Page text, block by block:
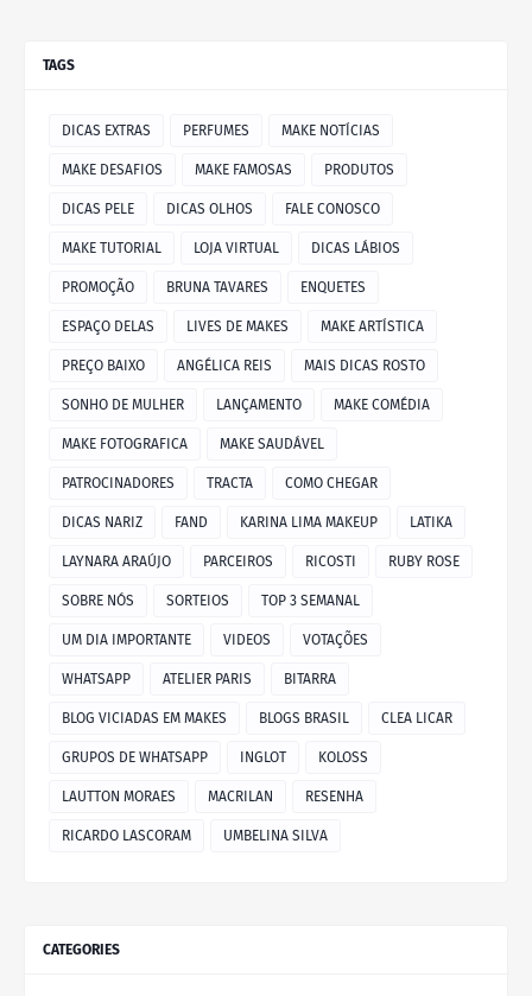
TAGS
DICAS EXTRAS PERFUMES MAKE NOTÍCIAS
MAKE DESAFIOS MAKE FAMOSAS PRODUTOS
DICAS PELE DICAS OLHOS FALE CONOSCO
MAKE TUTORIAL LOJA VIRTUAL DICAS LÁBIOS
PROMOÇÃO BRUNA TAVARES ENQUETES
ESPAÇO DELAS LIVES DE MAKES MAKE ARTÍSTICA
PREÇO BAIXO ANGÉLICA REIS MAIS DICAS ROSTO
SONHO DE MULHER LANÇAMENTO MAKE COMÉDIA
MAKE FOTOGRAFICA MAKE SAUDÁVEL
PATROCINADORES TRACTA COMO CHEGAR
DICAS NARIZ FAND KARINA LIMA MAKEUP LATIKA
LAYNARA ARAÚJO PARCEIROS RICOSTI RUBY ROSE
SOBRE NÓS SORTEIOS TOP 3 SEMANAL
UM DIA IMPORTANTE VIDEOS VOTAÇÕES
WHATSAPP ATELIER PARIS BITARRA
BLOG VICIADAS EM MAKES BLOGS BRASIL CLEA LICAR
GRUPOS DE WHATSAPP INGLOT KOLOSS
LAUTTON MORAES MACRILAN RESENHA
RICARDO LASCORAM UMBELINA SILVA
CATEGORIES